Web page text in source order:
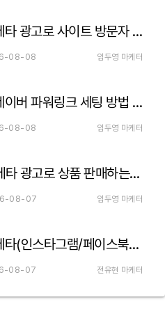
메타 광고로 사이트 방문자 늘리는 방법 — 트래픽 캠페인 세팅 가이드
08-08 임두영 마케터
네이버 파워링크 세팅 방법 — 처음 집행하는 사람을 위한 단계별 가이드
08-08 임두영 마케터
메타 광고로 상품 판매하는 방법 — 판매 캠페인 세팅 가이드
08-07 임두영 마케터
메타(인스타그램/페이스북) 파트너십 광고 세팅하는 법 이거만 보세요!
08-07 전유현 마케터